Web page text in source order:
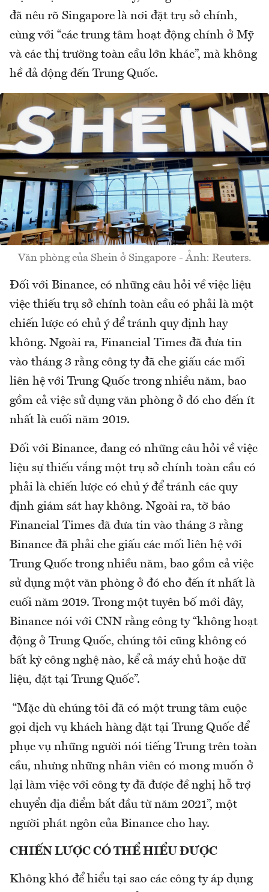
đã nêu rõ Singapore là nơi đặt trụ sở chính,
cùng với “các trung tâm hoạt động chính ở Mỹ
và các thị trường toàn cầu lớn khác”, mà không
hề đả động đến Trung Quốc.
Văn phòng của Shein ở Singapore - Ảnh: Reuters.
Đối với Binance, có những câu hỏi về việc liệu
việc thiếu trụ sở chính toàn cầu có phải là một
chiến lược có chủ ý để tránh quy định hay
không. Ngoài ra, Financial Times đã đưa tin
vào tháng 3 rằng công ty đã che giấu các mối
liên hệ với Trung Quốc trong nhiều năm, bao
gồm cả việc sử dụng văn phòng ở đó cho đến ít
nhất là cuối năm 2019.
Đối với Binance, đang có những câu hỏi về việc
liệu sự thiếu vắng một trụ sở chính toàn cầu có
phải là chiến lược có chủ ý để tránh các quy
định giám sát hay không. Ngoài ra, tờ báo
Financial Times đã đưa tin vào tháng 3 rằng
Binance đã phải che giấu các mối liên hệ với
Trung Quốc trong nhiều năm, bao gồm cả việc
sử dụng một văn phòng ở đó cho đến ít nhất là
cuối năm 2019. Trong một tuyên bố mới đây,
Binance nói với CNN rằng công ty “không hoạt
động ở Trung Quốc, chúng tôi cũng không có
bất kỳ công nghệ nào, kể cả máy chủ hoặc dữ
liệu, đặt tại Trung Quốc”.
“Mặc dù chúng tôi đã có một trung tâm cuộc
gọi dịch vụ khách hàng đặt tại Trung Quốc để
phục vụ những người nói tiếng Trung trên toàn
cầu, nhưng những nhân viên có mong muốn ở
lại làm việc với công ty đã được đề nghị hỗ trợ
chuyển địa điểm bắt đầu từ năm 2021”, một
người phát ngôn của Binance cho hay.
CHIẾN LƯỢC CÓ THỂ HIỂU ĐƯỢC
Không khó để hiểu tại sao các công ty áp dụng